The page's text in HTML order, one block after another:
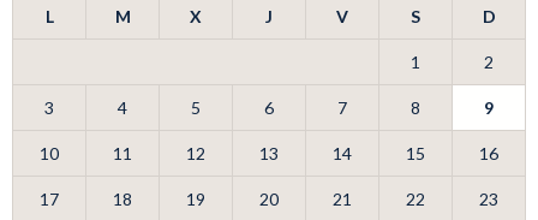
L M X J V S D
1 2
3 4 5 6 7 8 9
10 11 12 13 14 15 16
17 18 19 20 21 22 23